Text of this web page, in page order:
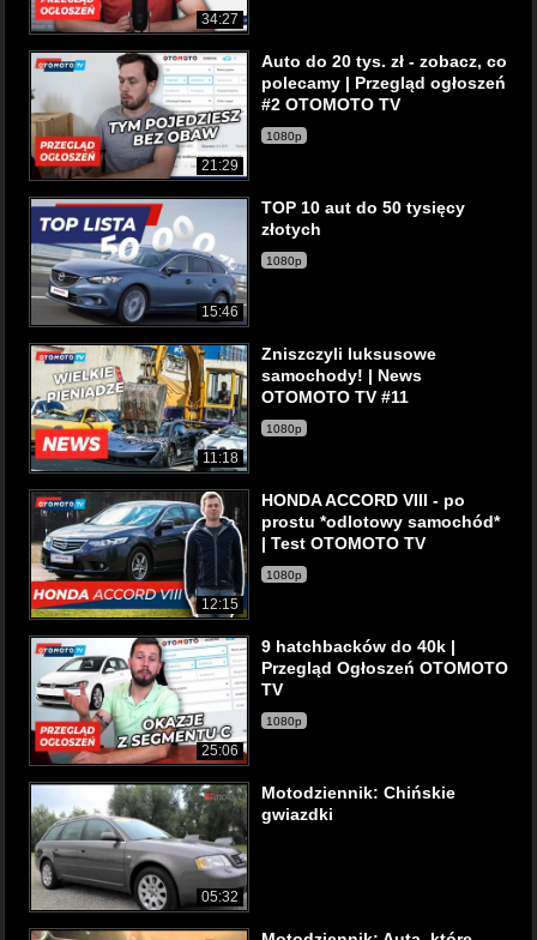
34:27
21:29
Auto do 20 tys. zł - zobacz, co
polecamy | Przegląd ogłoszeń
#2 OTOMOTO TV
1080p
15:46
TOP 10 aut do 50 tysięcy
złotych
1080p
11:18
Zniszczyli luksusowe
samochody! | News
OTOMOTO TV #11
1080p
12:15
HONDA ACCORD VIII - po
prostu *odlotowy samochód*
| Test OTOMOTO TV
1080p
25:06
9 hatchbacków do 40k |
Przegląd Ogłoszeń OTOMOTO
TV
1080p
05:32
Motodziennik: Chińskie
gwiazdki